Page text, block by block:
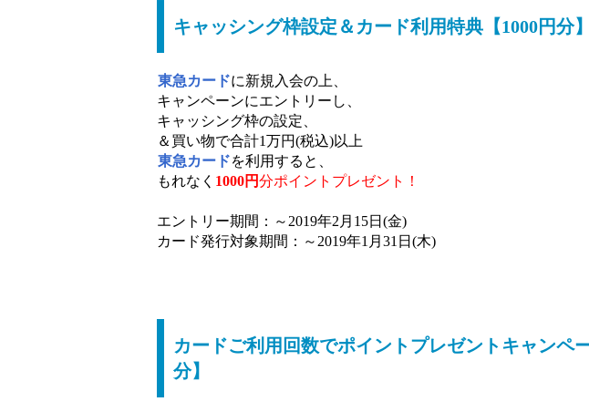
キャッシング枠設定＆カード利用特典【1000円分】
東急カードに新規入会の上、
キャンペーンにエントリーし、
キャッシング枠の設定、
＆買い物で合計1万円(税込)以上
東急カードを利用すると、
もれなく 1000円分ポイントプレゼント！
エントリー期間：～2019年2月15日(金)
カード発行対象期間：～2019年1月31日(木)
カードご利用回数でポイントプレゼントキャンペ
分】